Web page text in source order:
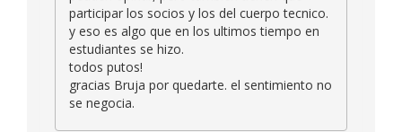
participar los socios y los del cuerpo tecnico.
y eso es algo que en los ultimos tiempo en
estudiantes se hizo.
todos putos!
gracias Bruja por quedarte. el sentimiento no
se negocia.